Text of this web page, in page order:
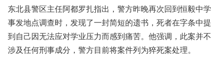
东北县警区主任阿都罗扎指出，警方昨晚再次回到恒毅中学
事发地点调查时，发现了一封简短的遗书，死者在字条中提
到自己因无法应对学业压力而感到痛苦。他强调，此案并不
涉及任何刑事成分，警方目前将案件列为猝死案处理。